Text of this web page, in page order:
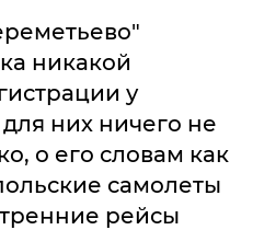
никакой
у
них ничего не
о его словам как
самолеты
рейсы